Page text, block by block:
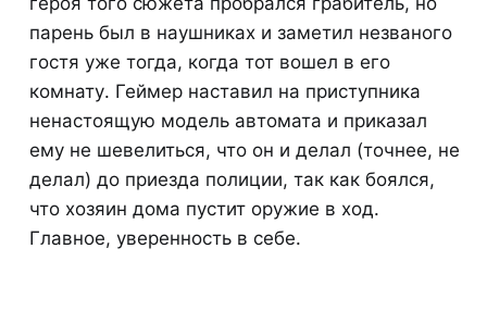
парень был в наушниках и заметил незваного
гостя уже тогда, когда тот вошел в его
комнату. Геймер наставил на приступника
ненастоящую модель автомата и приказал
ему не шевелиться, что он и делал (точнее, не
делал) до приезда полиции, так как боялся,
что хозяин дома пустит оружие в ход.
Главное, уверенность в себе.